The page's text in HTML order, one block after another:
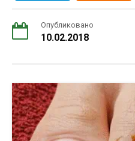
Опубликовано
10.02.2018